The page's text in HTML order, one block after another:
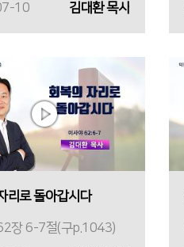
10 김대환 목사
리로 돌아갑시다
장 6-7절(구p.1043)